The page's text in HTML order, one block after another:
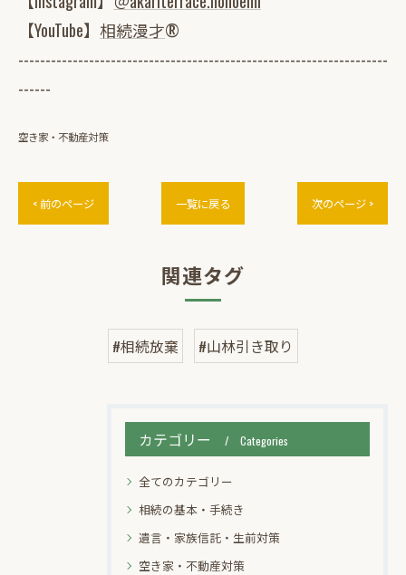
【YouTube】 相続漫才®
--------------------------------------------------------------------
------
空き家・不動産対策
< 前のページ 一覧に戻る 次のページ >
関連タグ
#相続放棄 #山林引き取り
カテゴリー Categories
全てのカテゴリー
相続の基本・手続き
遺言・家族信託・生前対策
空き家・不動産対策